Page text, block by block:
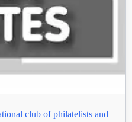
club of philatelists and